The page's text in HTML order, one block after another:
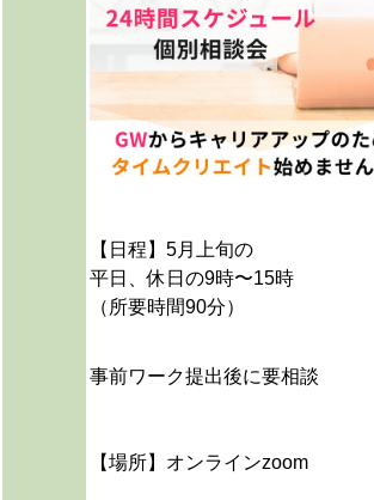
【日程】5月上旬の
平日、休日の9時〜15時
（所要時間90分）
事前ワーク提出後に要相談
【場所】オンラインzoom